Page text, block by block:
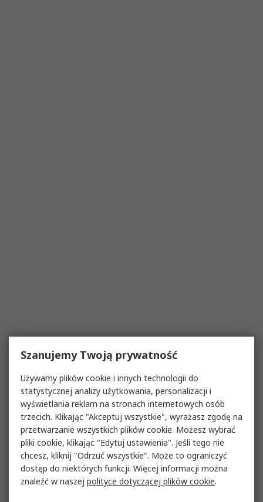
Szanujemy Twoją prywatność
Używamy plików cookie i innych technologii do
statystycznej analizy użytkowania, personalizacji i
wyświetlania reklam na stronach internetowych osób
trzecich. Klikając "Akceptuj wszystkie", wyrażasz zgodę na
przetwarzanie wszystkich plików cookie. Możesz wybrać
pliki cookie, klikając "Edytuj ustawienia". Jeśli tego nie
chcesz, kliknij "Odrzuć wszystkie". Może to ograniczyć
dostęp do niektórych funkcji. Więcej informacji można
znaleźć w naszej polityce dotyczącej plików cookie.